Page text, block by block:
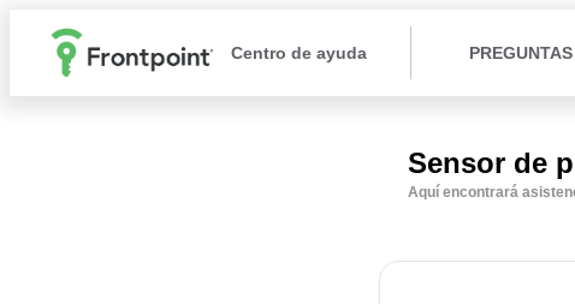
Centro de ayuda
Sensor de
Aquí encontrará